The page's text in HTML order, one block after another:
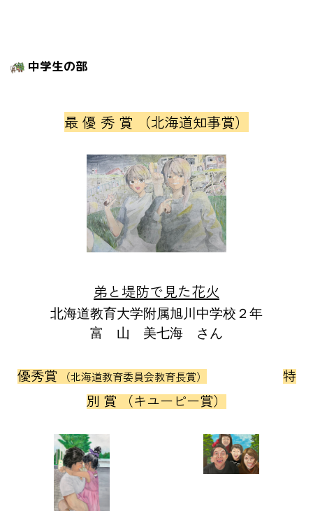
中学生の部
最 優 秀 賞 （北海道知事賞）
弟と堤防で見た花火
北海道教育大学附属旭川中学校２年
富 山 美七海 さん
優秀賞 （北海道教育委員会教育長賞）
特
別 賞 （キユーピー賞）